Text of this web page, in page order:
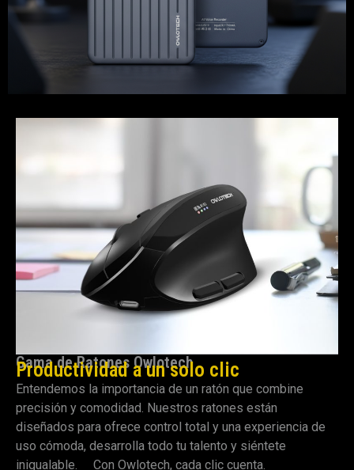
Gama de Ratones Owlotech
Productividad a un solo clic
Entendemos la importancia de un ratón que combine
precisión y comodidad. Nuestros ratones están
diseñados para ofrece control total y una experiencia de
uso cómoda, desarrolla todo tu talento y siéntete
inigualable. Con Owlotech, cada clic cuenta.